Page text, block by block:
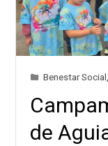
Benestar Social
de